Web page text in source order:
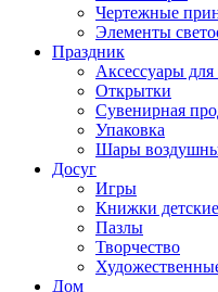
Чертежные
Элементы
Праздник
Аксессуары для
Открытки
Сувенирная
Упаковка
Шары
Досуг
Игры
Книжки детские
Пазлы
Творчество
Дом